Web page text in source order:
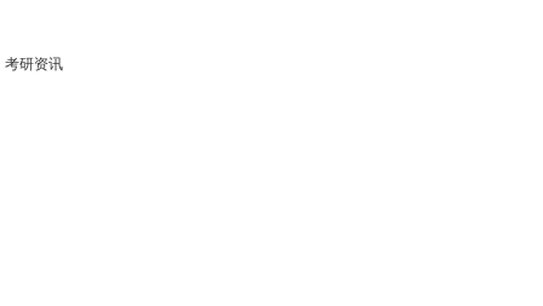
考研资讯